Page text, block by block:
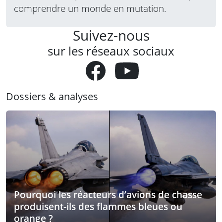
comprendre un monde en mutation.
Suivez-nous
sur les réseaux sociaux
Dossiers & analyses
Pourquoi les réacteurs d’avions de chasse
produisent-ils des flammes bleues ou
orange ?